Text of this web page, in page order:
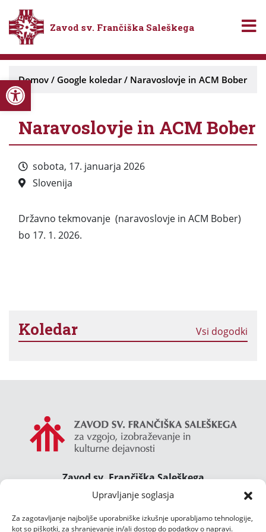
Open toolbar
Upravljanje soglasja
Za zagotavljanje najboljše uporabniške izkušnje uporabljamo tehnologije,
kot so piškotki, za shranjevanje in/ali dostop do podatkov o napravi.
Zavod sv. Frančiška Saleškega
Domov / Google koledar/ Naravoslovje in ACM Bober
Naravoslovje in ACM Bober
sobota, 17. januarja 2026
Slovenija
Državno tekmovanje (naravoslovje in ACM Bober)
bo 17. 1. 2026.
Koledar Vsi dogodki
Zavod sv. Frančiška Saleškega
Gimnazija Želimlje ° Dom Janeza Boska ° Majcnov
Želimlje 46, 1291 Škofljica